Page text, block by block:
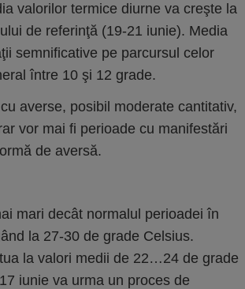
valorilor termice diurne va creşte la
de referinţă (19-21 iunie). Media
semnificative pe parcursul celor
între 10 şi 12 grade.
averse, posibil moderate cantitativ,
vor mai fi perioade cu manifestări
de aversă.
mari decât normalul perioadei în
la 27-30 de grade Celsius.
la valori medii de 22…24 de grade
iunie va urma un proces de